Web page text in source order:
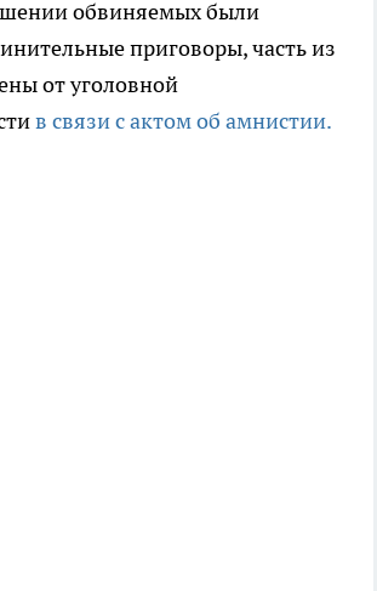
обвиняемых были
приговоры, часть из
от уголовной
в связи с актом об амнистии.